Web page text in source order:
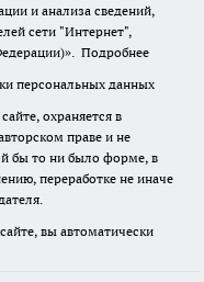
и анализа сведений,
сети "Интернет",
Подробнее
персональных данных
охраняется в
праве и не
бы то ни было форме, в
переработке не иначе
вы автоматически